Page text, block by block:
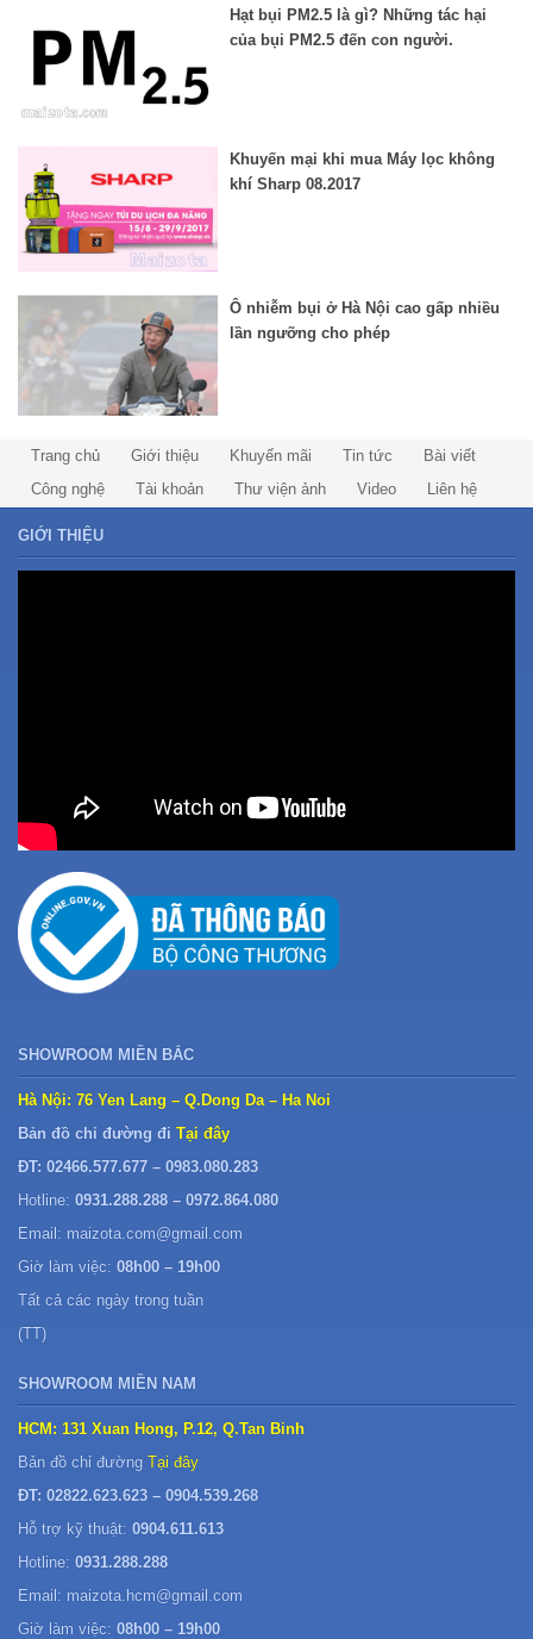
Hạt bụi PM2.5 là gì? Những tác hại
của bụi PM2.5 đến con người.
Khuyến mại khi mua Máy lọc không
khí Sharp 08.2017
Ô nhiễm bụi ở Hà Nội cao gấp nhiều
lần ngưỡng cho phép
Trang chủ Giới thiệu Khuyến mãi Tin tức
Bài viết
Công nghệ
Tài khoản Thư viện ảnh Video Liên hệ
GIỚI THIỆU
SHOWROOM MIỀN BẮC
Hà Nội: 76 Yen Lang – Q.Dong Da – Ha Noi
Bản đồ chỉ đường đi Tại đây
ĐT: 02466.577.677 – 0983.080.283
Hotline: 0931.288.288 – 0972.864.080
Email: maizota.com@gmail.com
Giờ làm việc: 08h00 – 19h00
Tất cả các ngày trong tuần
(TT)
SHOWROOM MIỀN NAM
HCM: 131 Xuan Hong, P.12, Q.Tan Binh
Bản đồ chỉ đường Tại đây
ĐT: 02822.623.623 – 0904.539.268
Hỗ trợ kỹ thuật: 0904.611.613
Hotline: 0931.288.288
Email: maizota.hcm@gmail.com
Giờ làm việc: 08h00 – 19h00